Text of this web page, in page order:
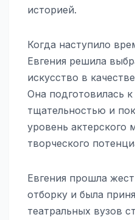
историей.
Когда наступило
Евгения решила
искусство в
Она подготовилась
тщательностью и
уровень актерского
творческого
Евгения прошла
отборку и была
театральных вузов